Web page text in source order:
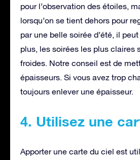
pour l’observation des étoiles,
lorsqu’on se tient dehors pour
par une belle soirée d’été, il
plus, les soirées les plus claires
froides. Notre conseil est de
épaisseurs. Si vous avez trop
toujours enlever une épaisseur.
4. Utilisez une
Apporter une carte du ciel est